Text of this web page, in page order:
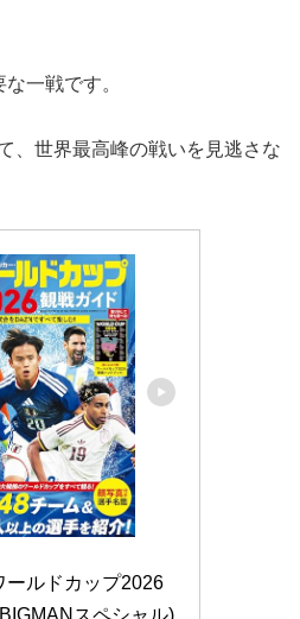
一戦です。
、世界最高峰の戦いを見逃さな
ールドカップ2026
スペシャル)